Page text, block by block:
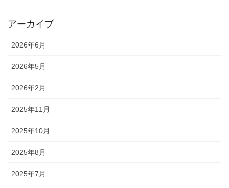
アーカイブ
2026年6月
2026年5月
2026年2月
2025年11月
2025年10月
2025年8月
2025年7月